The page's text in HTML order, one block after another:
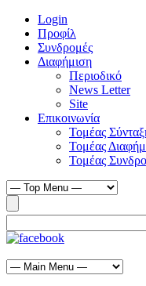
Login
Προφίλ
Συνδρομές
Διαφήμιση
Περιοδικό
News Letter
Site
Επικοινωνία
Τομέας
Τομέας
Τομέας